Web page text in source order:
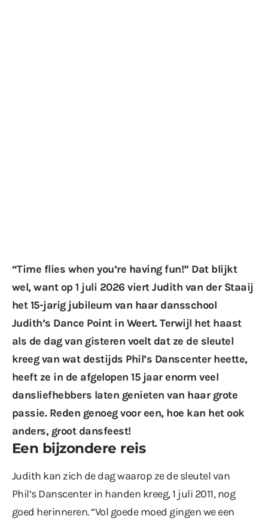
“Time flies when you’re having fun!” Dat blijkt
wel, want op 1 juli 2026 viert Judith van der Staaij
het 15-jarig jubileum van haar dansschool
Judith’s Dance Point in Weert. Terwijl het haast
als de dag van gisteren voelt dat ze de sleutel
kreeg van wat destijds Phil’s Danscenter heette,
heeft ze in de afgelopen 15 jaar enorm veel
dansliefhebbers laten genieten van haar grote
passie. Reden genoeg voor een, hoe kan het ook
anders, groot dansfeest!
Een bijzondere reis
Judith kan zich de dag waarop ze de sleutel van
Phil’s Danscenter in handen kreeg, 1 juli 2011, nog
goed herinneren. “Vol goede moed gingen we een